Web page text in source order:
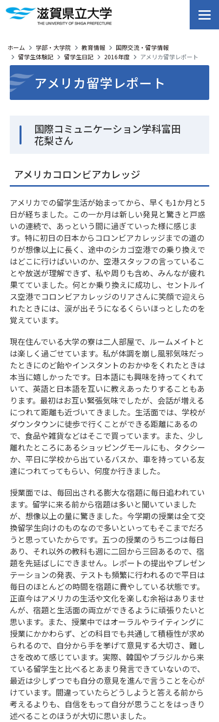
ホーム 学部・大学院 教育情報
国際交流・留学情報
留学生体験記
留学生日記 2016年度 アメリカ留学レポート
アメリカ留学レポート
国際コミュニケーション学科富田
花梨さん
アメリカコロンビアカレッジ
アメリカでの留学生活が始まってから、早くも1か月と5
日が経ちました。この一か月は新しい発見と驚きと戸惑
いの連続で、あっという間に過ぎていった様に感じま
す。特に初日の日本からコロンビアカレッジまでの道の
りが想像以上に長く、途中のシカゴ空港での乗り換えで
はどこに行けばいいのか、空港スタッフの言っているこ
とや放送が理解できず、私や周りも含め、みんなが疲れ
果てていました。何とか乗り換えに成功し、セントルイ
ス空港でコロンビアカレッジのリアさんに笑顔で迎えら
れたときには、涙が出そうになるくらいほっとしたのを
覚えています。
現在住んでいる大学の寮は二人部屋で、ルームメイトと
は楽しく過ごせています。私が体調を崩し風邪気味だっ
たときにのど飴やインスタントのおかゆをくれたときは
本当に嬉しかったです。日本語にも興味を持ってくれて
いて、英語と日本語を互いに教えあったりすることもあ
ります。最初はお互い緊張気味でしたが、会話が増える
につれて距離も近づいてきました。生活面では、学校が
ダウンタウンに徒歩で行くことができる距離にあるの
で、食品や雑貨などはそこで買っています。また、少し
離れたところにあるショッピングモールにも、タクシー
か、平日に学校から出ているバスか、車を持っている友
達につれてってもらい、何度か行きました。
授業面では、毎回出される膨大な宿題に毎日追われてい
ます。留学に来る前から宿題は多いと聞いていました
が、想像以上の量に驚きました。今学期の授業は全て交
換留学生向けのものなので多いといってもそこまでだろ
うと思っていたからです。五つの授業のうち二つは毎日
あり、それ以外の教科も週に二回から三回あるので、宿
題を先延ばしにできません。レポートの提出やプレゼン
テーションの発表、テストも頻繁に行われるので平日は
毎日のほとんどの時間を宿題に費やしている状態です。
正直今はアメリカの生活や文化を楽しむ余裕はありませ
んが、宿題と生活面の両立ができるように頑張りたいと
思います。また、授業中ではオーラルやライティングに
授業にかかわらず、どの科目でも共通して積極性が求め
られるので、自分から手を挙げて意見する大切さ、難し
さを改めて感じています。実際、韓国やブラジルから来
ている留学生と比べるとあまり発言できていないので、
最近は少しずつでも自分の意見を進んで言うことを心が
けています。間違っていたらどうしようと答える前から
考えるよりも、自信をもって自分が思うことをはっきり
述べることのほうが大切に思いました。